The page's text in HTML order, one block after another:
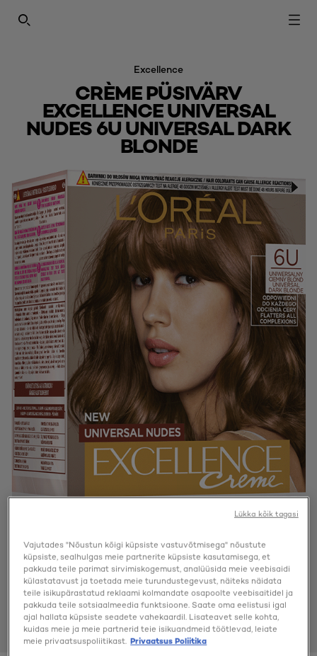
SEARCH THIS SITE
Excellence
CRÈME PÜSIVÄRV
EXCELLENCE UNIVERSAL
NUDES 6U UNIVERSAL DARK
BLONDE
Vajutades "Nõustun kõigi küpsiste vastuvõtmisega" nõustute
küpsiste, sealhulgas meie partnerite küpsiste kasutamisega, et
pakkuda teile parimat sirvimiskogemust, analüüsida meie veebisaidi
külastatavust ja toetada meie turundustegevust, näiteks näidata
teile isikupärastatud reklaami kolmandate osapoolte veebisaitidel ja
pakkuda teile sotsiaalmeedia funktsioone. Saate oma eelistusi igal
ajal hallata küpsiste seadete vahekaardil. Lisateavet selle kohta,
kuidas meie ja meie partnerid teie isikuandmeid töötlevad, leiate
meie privaatsuspoliitikast. Privaatsus Poliitika
Lükka kõik tagasi